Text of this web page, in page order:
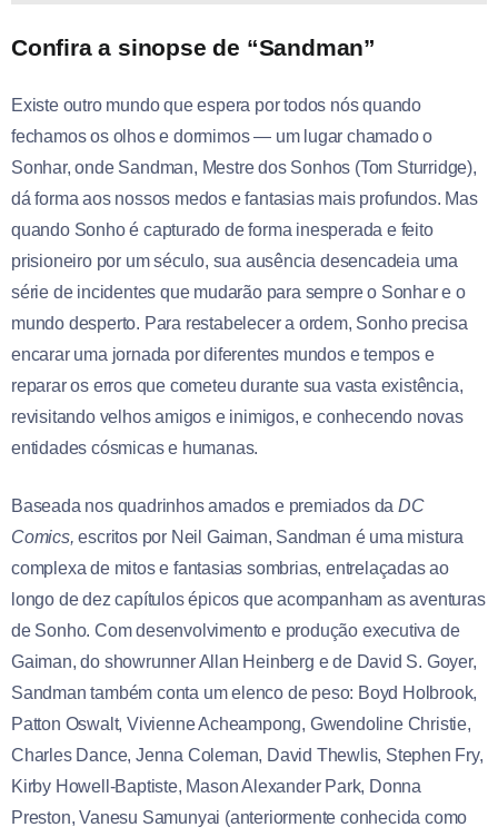
Confira a sinopse de “Sandman”
Existe outro mundo que espera por todos nós quando
fechamos os olhos e dormimos — um lugar chamado o
Sonhar, onde Sandman, Mestre dos Sonhos (Tom Sturridge),
dá forma aos nossos medos e fantasias mais profundos. Mas
quando Sonho é capturado de forma inesperada e feito
prisioneiro por um século, sua ausência desencadeia uma
série de incidentes que mudarão para sempre o Sonhar e o
mundo desperto. Para restabelecer a ordem, Sonho precisa
encarar uma jornada por diferentes mundos e tempos e
reparar os erros que cometeu durante sua vasta existência,
revisitando velhos amigos e inimigos, e conhecendo novas
entidades cósmicas e humanas.
Baseada nos quadrinhos amados e premiados da DC
Comics, escritos por Neil Gaiman, Sandman é uma mistura
complexa de mitos e fantasias sombrias, entrelaçadas ao
longo de dez capítulos épicos que acompanham as aventuras
de Sonho. Com desenvolvimento e produção executiva de
Gaiman, do showrunner Allan Heinberg e de David S. Goyer,
Sandman também conta um elenco de peso: Boyd Holbrook,
Patton Oswalt, Vivienne Acheampong, Gwendoline Christie,
Charles Dance, Jenna Coleman, David Thewlis, Stephen Fry,
Kirby Howell-Baptiste, Mason Alexander Park, Donna
Preston, Vanesu Samunyai (anteriormente conhecida como